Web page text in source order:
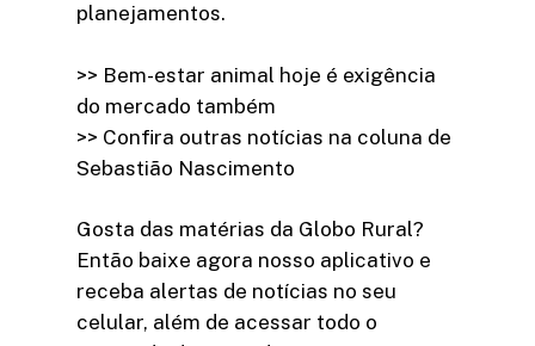
planejamentos.
>> Bem-estar animal hoje é exigência
do mercado também
>> Confira outras notícias na coluna de
Sebastião Nascimento
Gosta das matérias da Globo Rural?
Então baixe agora nosso aplicativo e
receba alertas de notícias no seu
celular, além de acessar todo o